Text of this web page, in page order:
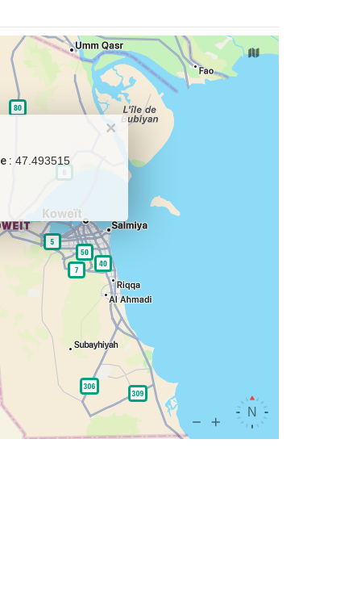
×
: 47.493515